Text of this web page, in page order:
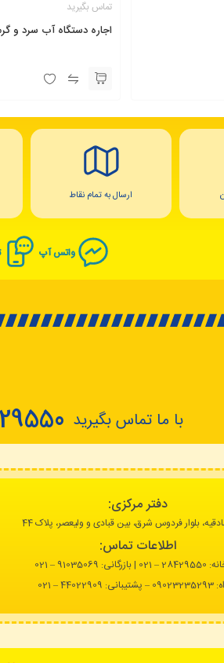
تماس بگیرید
اجاره دستگاه آب سرد و
ارسال به تمام نقاط
واتس آپ
با ما تماس بگیرید
دفتر مرکزی:
بلوار فردوس شرق، بین قبادی و ولیعصر، پلاک 44
اطلاعات تماس:
28429550 – 021 |
بازرگانی: 91035069 – 021
44022909 – 021